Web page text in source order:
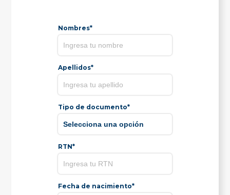
Nombres*
Apellidos*
Tipo de documento*
RTN*
Fecha de nacimiento*